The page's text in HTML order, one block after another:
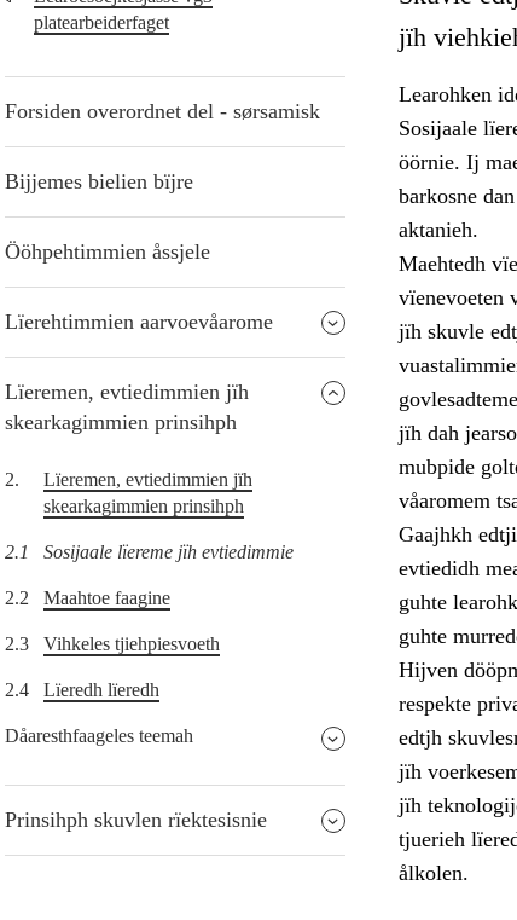
platearbeiderfaget
Forsiden overordnet del - sørsamisk
Bijjemes bielien bïjre
Ööhpehtimmien åssjele
Lïerehtimmien aarvoevåarome
Lïeremen, evtiedimmien jïh
skearkagimmien prinsihph
2.
Lïeremen, evtiedimmien jïh
skearkagimmien prinsihph
2.1 Sosijaale lïereme jïh evtiedimmie
2.2 Maahtoe faagine
2.3 Vihkeles tjiehpiesvoeth
2.4 Lïeredh lïeredh
Dåaresthfaageles teemah
Prinsihph skuvlen rïektesisnie
jïh
Learohken
Sosijaale
öörnie. Ij
barkosne
aktanieh.
Maehtedh
vïenevoeten
jïh skuvle
jïh dah
mubpide
våaromem
Gaajhkh
evtiedidh
guhte
guhte
Hijven
respekte
edtjh
jïh
jïh
tjuerieh
ålkolen.